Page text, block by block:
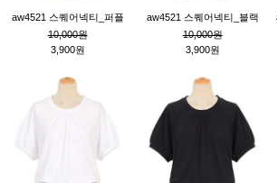
aw4521 스퀘어넥티_퍼플
10,000원
3,900원
aw4521 스퀘어넥티_블랙
10,000원
3,900원